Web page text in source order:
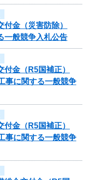
金（災害防除）
一般競争入札公告
金（R5国補正）
事に関する一般競争
金（R5国補正）
事に関する一般競争